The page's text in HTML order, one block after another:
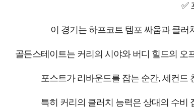
✅
이 경기는 하프코트 템포 싸움과 클
골든스테이트는 커리의 시야와 버디 힐드의 오
포스트가 리바운드를 잡는 순간, 세컨드
특히 커리의 클러치 능력은 상대의 수비